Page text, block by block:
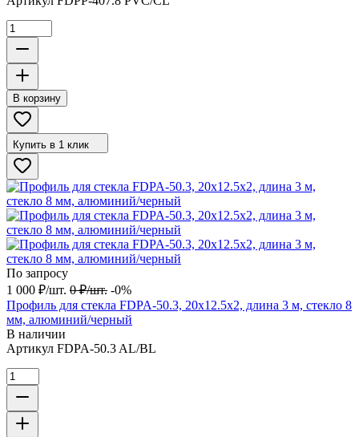
В корзину
Купить в 1 клик
По запросу
1 000 ₽/шт. 0 ₽/шт. -0%
Профиль для стекла FDPA-50.3, 20х12.5х2, длина 3 м, стекло 8
мм, алюминий/черный
В наличии
Артикул FDPA-50.3 AL/BL